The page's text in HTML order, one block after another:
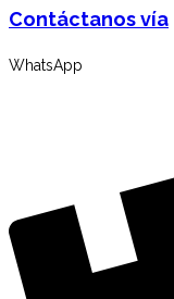
Contáctanos vía
WhatsApp